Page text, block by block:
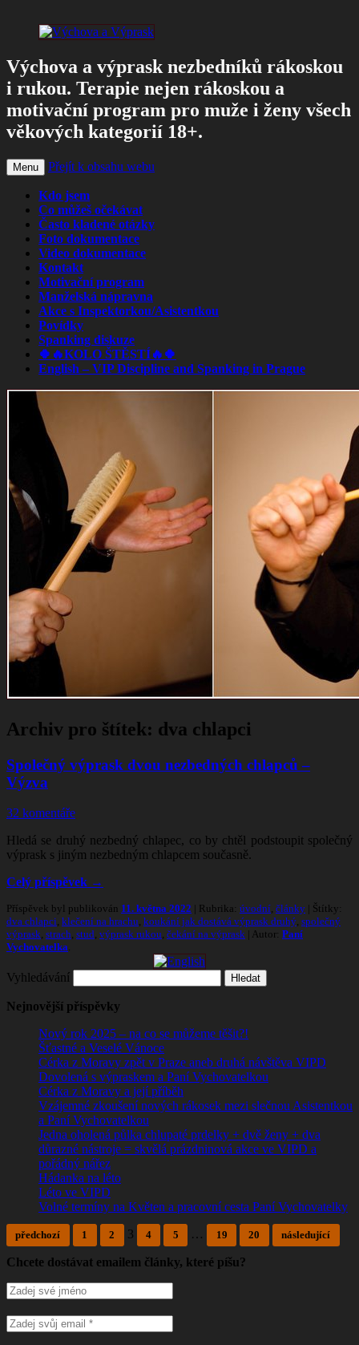
Výchova a výprask nezbedníků rákoskou
i rukou. Terapie nejen rákoskou a
motivační program pro muže i ženy všech
věkových kategorií 18+.
Menu Přejít k obsahu webu
Kdo jsem
Co můžeš očekávat
Často kladené otázky
Foto dokumentace
Video dokumentace
Kontakt
Motivační program
Manželská nápravna
Akce s Inspektorkou/Asistentkou
Povídky
Spanking diskuze
🍀🔥KOLO ŠTĚSTÍ🔥🍀
English – VIP Discipline and Spanking in Prague
Archiv pro štítek: dva chlapci
Společný výprask dvou nezbedných chlapců –
Výzva
32 komentáře
Hledá se druhý nezbedný chlapec, co by chtěl podstoupit společný
výprask s jiným nezbedným chlapcem současně.
Celý příspěvek →
Příspěvek byl publikován 11. května 2022 | Rubrika: úvodní, články | Štítky:
dva chlapci, klečení na hrachu, koukání jak dostává výprask druhý, společný
výprask, strach, stud, výprask rukou, čekání na výprask | Autor: Paní
Vychovatelka.
Vyhledávání
Nejnovější příspěvky
Nový rok 2025 – na co se můžeme těšit?!
Šťastné a Veselé Vánoce
Cérka z Moravy zpět v Praze aneb druhá návštěva VIPD
Dovolená s výpraskem a Paní Vychovatelkou
Cérka z Moravy a její příběh
Vzájemné zkoušení nových rákosek mezi slečnou Asistentkou
a Paní Vychovatelkou
Jedna oholená půlka chlupaté prdelky + dvě ženy + dva
důrazné nástroje = skvělá prázdninová akce ve VIPD a
pořádný nářez
Hádanka na léto
Léto ve VIPD
Volné termíny na Květen a pracovní cesta Paní Vychovatelky
předchozí 1 2 3 4 5 … 19 20 následující
Chcete dostávat emailem články, které píšu?